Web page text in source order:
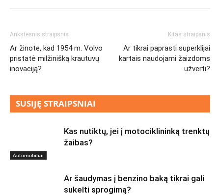
Ankstesnis straipsnis
Ar žinote, kad 1954 m. Volvo
pristatė milžinišką krautuvų
inovaciją?
Kitas straipsnis
Ar tikrai paprasti superklijai
kartais naudojami žaizdoms
užverti?
SUSIJĘ STRAIPSNIAI
Automobiliai
Kas nutiktų, jei į motociklininką trenktų
žaibas?
Ar šaudymas į benzino baką tikrai gali
sukelti sprogimą?